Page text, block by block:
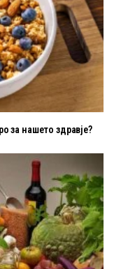
за нашето здравје?